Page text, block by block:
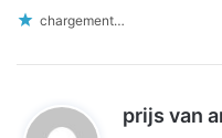
chargement…
prijs van